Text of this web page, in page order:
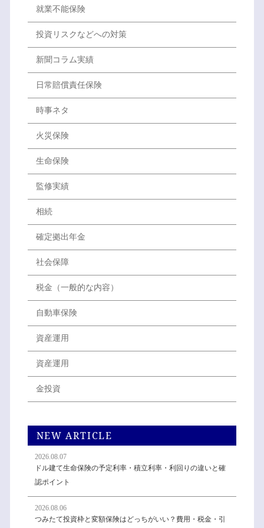
就業不能保険
投資リスクなどへの対策
新聞コラム実績
日常賠償責任保険
時事ネタ
火災保険
生命保険
監修実績
相続
確定拠出年金
社会保障
税金（一般的な内容）
自動車保険
資産運用
資産運用
金投資
NEW ARTICLE
2026.08.07
ドル建て生命保険の予定利率・積立利率・利回りの違いと確
認ポイント
2026.08.06
つみたて投資枠と変額保険はどっちがいい？費用・税金・引